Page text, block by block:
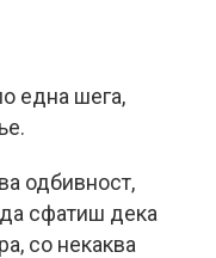
една шега,
одбивност,
сфатиш дека
со некаква